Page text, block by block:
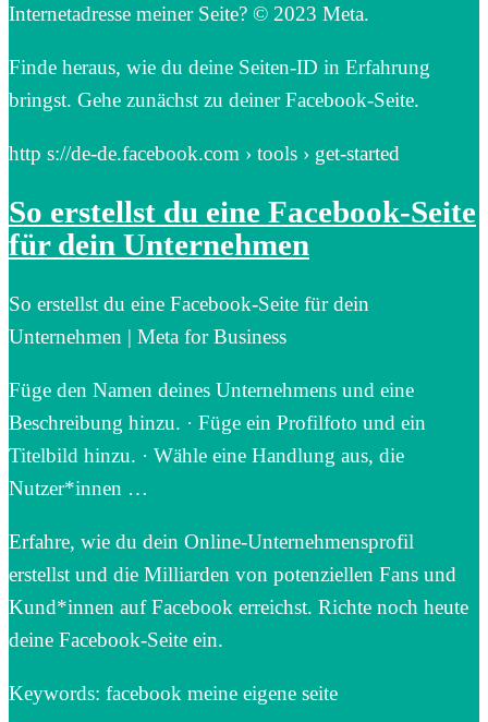
Internetadresse meiner Seite? © 2023 Meta.
Finde heraus, wie du deine Seiten-ID in Erfahrung
bringst. Gehe zunächst zu deiner Facebook-Seite.
http s://de-de.facebook.com › tools › get-started
So erstellst du eine Facebook-Seite
für dein Unternehmen
So erstellst du eine Facebook-Seite für dein
Unternehmen | Meta for Business
Füge den Namen deines Unternehmens und eine
Beschreibung hinzu. · Füge ein Profilfoto und ein
Titelbild hinzu. · Wähle eine Handlung aus, die
Nutzer*innen …
Erfahre, wie du dein Online-Unternehmensprofil
erstellst und die Milliarden von potenziellen Fans und
Kund*innen auf Facebook erreichst. Richte noch heute
deine Facebook-Seite ein.
Keywords: facebook meine eigene seite